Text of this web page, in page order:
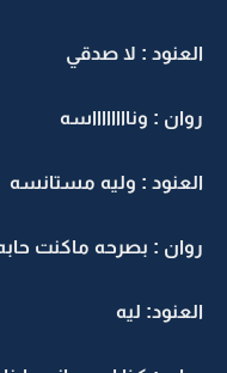
العنود : لا صدقي
روان : ونااااااااسه
العنود : وليه مستانسه
روان : بصرحه ماكنت
العنود: ليه